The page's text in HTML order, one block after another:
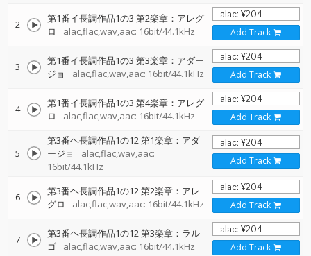
2
第1番イ長調作品1の3 第2楽章：アレグ
ロ
alac,flac,wav,aac: 16bit/44.1kHz Add Track
3
第1番イ長調作品1の3 第3楽章：アダー
ジョ
alac,flac,wav,aac: 16bit/44.1kHz Add Track
4
第1番イ長調作品1の3 第4楽章：アレグ
ロ
alac,flac,wav,aac: 16bit/44.1kHz Add Track
5
第3番ヘ長調作品1の12 第1楽章：アダ
ージョ
alac,flac,wav,aac:
16bit/44.1kHz
Add Track
6
第3番ヘ長調作品1の12 第2楽章：アレ
グロ
alac,flac,wav,aac: 16bit/44.1kHz Add Track
7
第3番ヘ長調作品1の12 第3楽章：ラル
ゴ
alac,flac,wav,aac: 16bit/44.1kHz Add Track